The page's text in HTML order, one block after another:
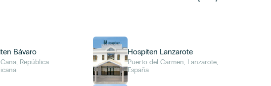
Bávaro
República
Hospiten Lanzarote
Puerto del Carmen, Lanzarote,
España